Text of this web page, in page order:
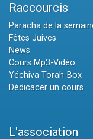
Raccourcis
Paracha de la
Fêtes Juives
News
Cours Mp3-Vidéo
Yéchiva Torah-Box
Dédicacer un cours
L'association